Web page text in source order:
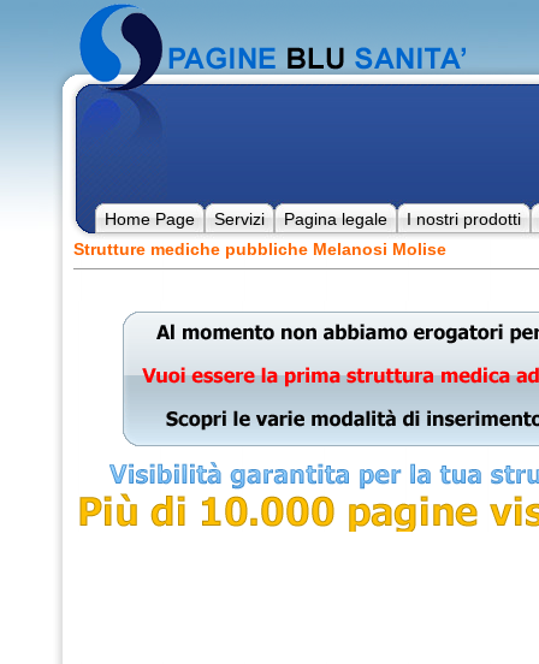
Home Page Servizi Pagina legale
I nostri prodotti
Strutture mediche pubbliche Melanosi Molise